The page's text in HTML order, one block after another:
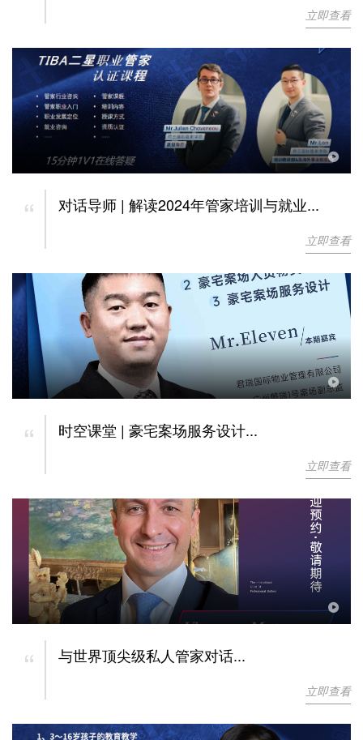
立即查看
“ 对话导师 | 解读2024年管家培训与就业...
立即查看
“ 时空课堂 | 豪宅案场服务设计...
立即查看
“ 与世界顶尖级私人管家对话...
立即查看